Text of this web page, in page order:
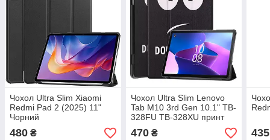
Чохол Ultra Slim Xiaomi
Redmi Pad 2 (2025) 11"
Чорний
480 ₴
Чохол Ultra Slim Lenovo
Tab M10 3rd Gen 10.1" TB-
328FU TB-328XU принт
Don't Touch
470₴ 435